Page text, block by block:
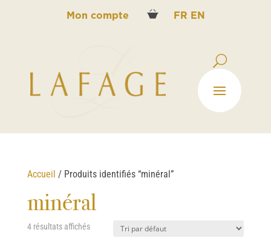
Mon compte FR EN
Accueil / Produits identifiés “minéral”
minéral
4 résultats affichés